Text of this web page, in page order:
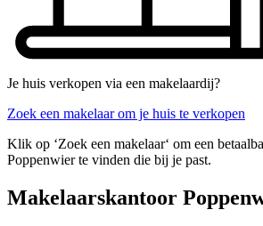
Je huis verkopen via een makelaardij?
Zoek een makelaar om je huis te verkopen
Klik op ‘Zoek een makelaar‘ om een
Poppenwier te vinden die bij je past.
Makelaarskantoor